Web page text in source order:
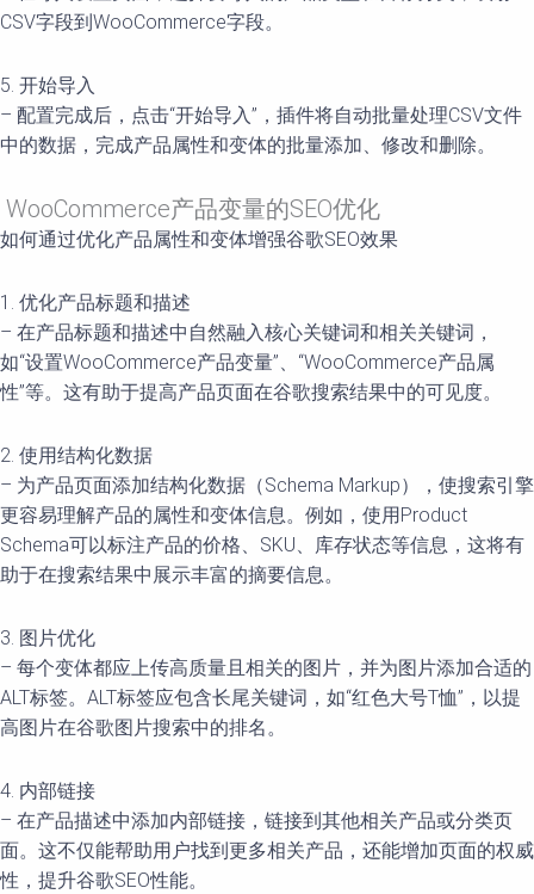
CSV字段到WooCommerce字段。
5. 开始导入
– 配置完成后，点击“开始导入”，插件将自动批量处理CSV文件
中的数据，完成产品属性和变体的批量添加、修改和删除。
WooCommerce产品变量的SEO优化
如何通过优化产品属性和变体增强谷歌SEO效果
1. 优化产品标题和描述
– 在产品标题和描述中自然融入核心关键词和相关关键词，
如“设置WooCommerce产品变量”、“WooCommerce产品属
性”等。这有助于提高产品页面在谷歌搜索结果中的可见度。
2. 使用结构化数据
– 为产品页面添加结构化数据（Schema Markup），使搜索引擎
更容易理解产品的属性和变体信息。例如，使用Product
Schema可以标注产品的价格、SKU、库存状态等信息，这将有
助于在搜索结果中展示丰富的摘要信息。
3. 图片优化
– 每个变体都应上传高质量且相关的图片，并为图片添加合适的
ALT标签。ALT标签应包含长尾关键词，如“红色大号T恤”，以提
高图片在谷歌图片搜索中的排名。
4. 内部链接
– 在产品描述中添加内部链接，链接到其他相关产品或分类页
面。这不仅能帮助用户找到更多相关产品，还能增加页面的权威
性，提升谷歌SEO性能。